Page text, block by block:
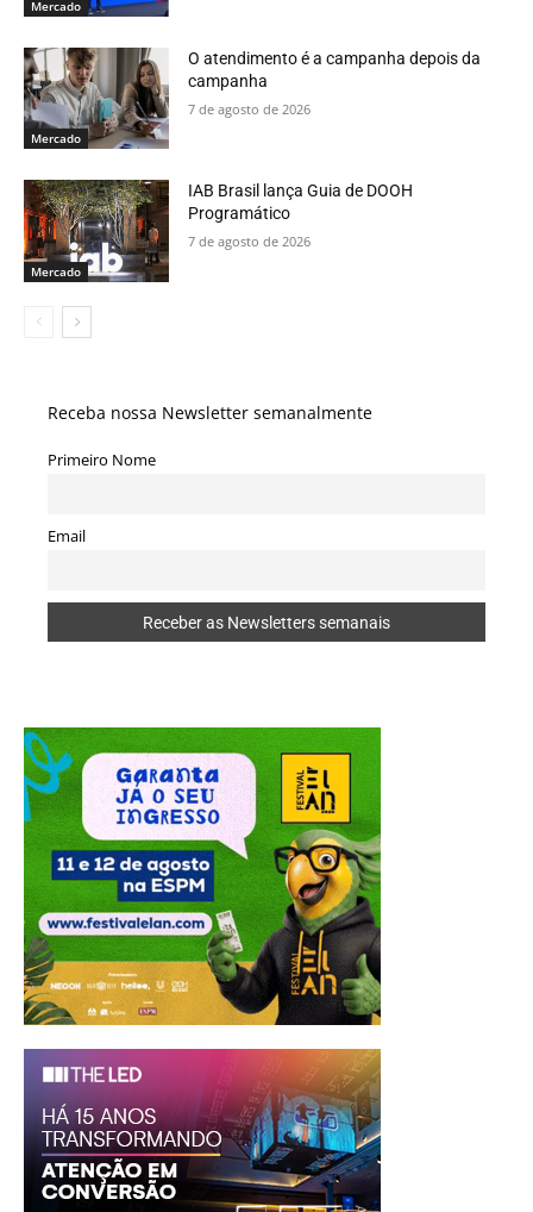
Mercado
Mercado
O atendimento é a campanha depois da
campanha
7 de agosto de 2026
Mercado
IAB Brasil lança Guia de DOOH
Programático
7 de agosto de 2026
Receba nossa Newsletter semanalmente
Primeiro Nome
Email